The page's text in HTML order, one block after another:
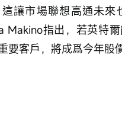
讓市場聯想高通未來
Makino指出，若英特
要客戶，將成爲今年股